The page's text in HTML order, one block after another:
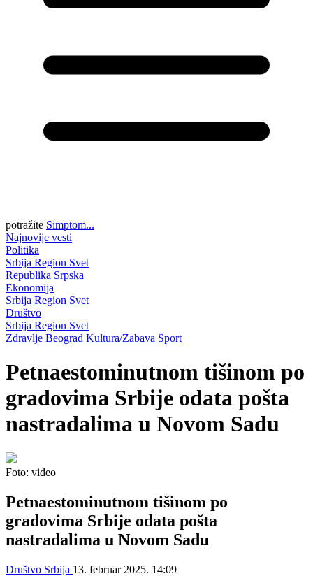
potražite Simptom...
Najnovije vesti
Politika
Srbija Region Svet
Republika Srpska
Ekonomija
Srbija Region Svet
Društvo
Srbija Region Svet
Zdravlje Beograd Kultura/Zabava Sport
Petnaestominutnom tišinom po
gradovima Srbije odata pošta
nastradalima u Novom Sadu
Foto: video
Petnaestominutnom tišinom po
gradovima Srbije odata pošta
nastradalima u Novom Sadu
Društvo Srbija 13. februar 2025. 14:09